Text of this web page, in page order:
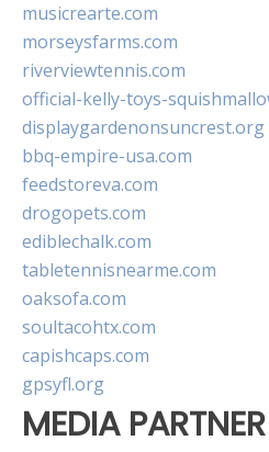
musicrearte.com
morseysfarms.com
riverviewtennis.com
official-kelly-toys-
displaygardenonsuncrest.org
bbq-empire-usa.com
feedstoreva.com
drogopets.com
ediblechalk.com
tabletennisnearme.com
oaksofa.com
soultacohtx.com
capishcaps.com
gpsyfl.org
MEDIA